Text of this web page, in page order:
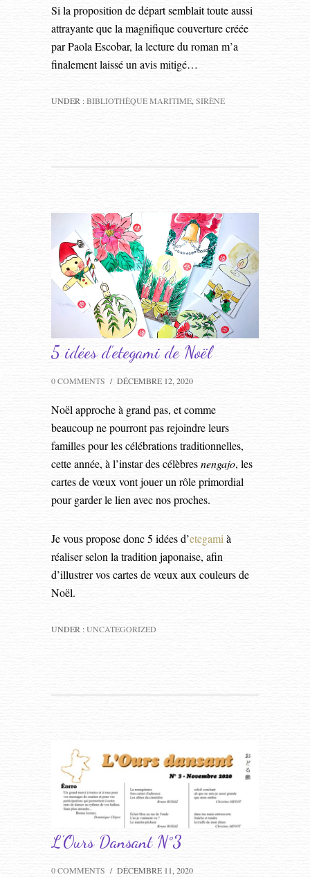
Si la proposition de départ semblait toute aussi
attrayante que la magnifique couverture créée
par Paola Escobar, la lecture du roman m’a
finalement laissé un avis mitigé…
UNDER :BIBLIOTHÈQUE MARITIME, SIRÈNE
5 idées d’etegami de Noël
0 COMMENTS / DÉCEMBRE 12, 2020
Noël approche à grand pas, et comme
beaucoup ne pourront pas rejoindre leurs
familles pour les célébrations traditionnelles,
cette année, à l’instar des célèbresnengajo, les
cartes de vœux vont jouer un rôle primordial
pour garder le lien avec nos proches.
Je vous propose donc 5 idées d’etegami à
réaliser selon la tradition japonaise, afin
d’illustrer vos cartes de vœux aux couleurs de
Noël.
UNDER :UNCATEGORIZED
L’Ours Dansant N°3
0 COMMENTS / DÉCEMBRE 11, 2020